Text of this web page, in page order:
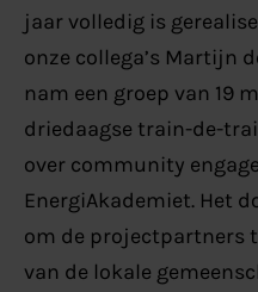
jaar volledig is
onze collega’s Martijn
nam een groep van 19
driedaagse train-de-
over community
EnergiAkademiet. Het
om de projectpartners
van de lokale